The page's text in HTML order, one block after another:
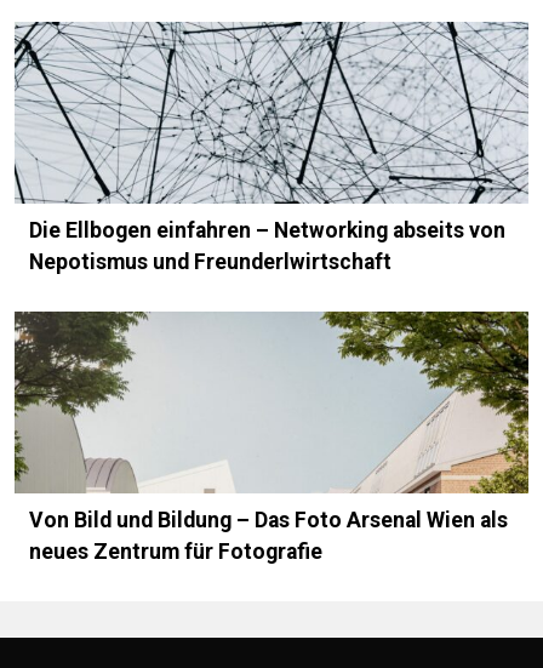
Die Ellbogen einfahren – Networking abseits von
Nepotismus und Freunderlwirtschaft
Von Bild und Bildung – Das Foto Arsenal Wien als
neues Zentrum für Fotografie